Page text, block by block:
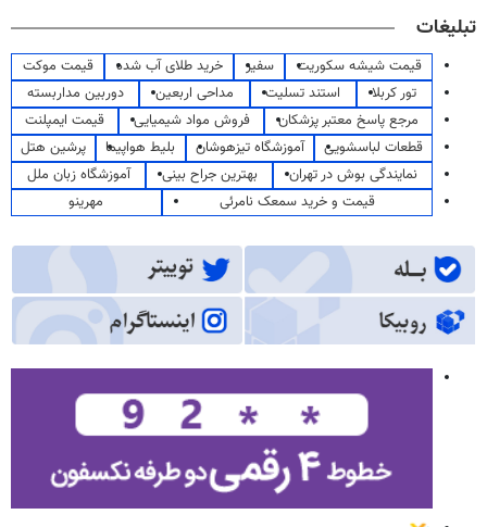
تبلیغات
قیمت شیشه سکوریت سفیر خرید طلای آب شده
قیمت موکت
تور کربلا
استند تسلیت مداحی اربعین
دوربین مداربسته
مرجع پاسخ معتبر پزشکان
فروش مواد شیمیایی
قیمت ایمپلنت
قطعات لباسشویی
آموزشگاه تیزهوشان بلیط هواپیما
پرشین هتل
نمایندگی بوش در تهران
بهترین جراح بینی
آموزشگاه زبان ملل
قیمت و خرید سمعک نامرئی
مهرینو